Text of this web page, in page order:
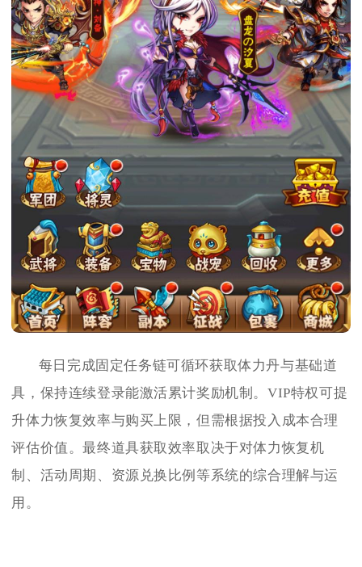
每日完成固定任务链可循环获取体力丹与基础道
具，保持连续登录能激活累计奖励机制。VIP特权可提
升体力恢复效率与购买上限，但需根据投入成本合理
评估价值。最终道具获取效率取决于对体力恢复机
制、活动周期、资源兑换比例等系统的综合理解与运
用。